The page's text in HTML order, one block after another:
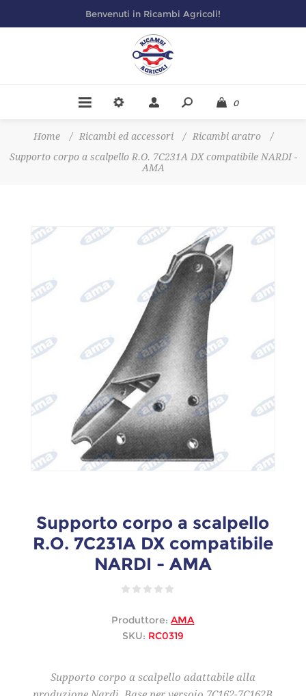
Benvenuti in Ricambi Agricoli!
0
Home / Ricambi ed accessori / Ricambi aratro
/
Supporto corpo a scalpello R.O. 7C231A DX compatibile NARDI -
AMA
Supporto corpo a scalpello
R.O. 7C231A DX compatibile
NARDI - AMA
Produttore: AMA
SKU: RC0319
Supporto corpo a scalpello adattabile alla